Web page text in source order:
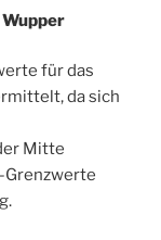
für das
da sich
Mitte
Grenzwerte